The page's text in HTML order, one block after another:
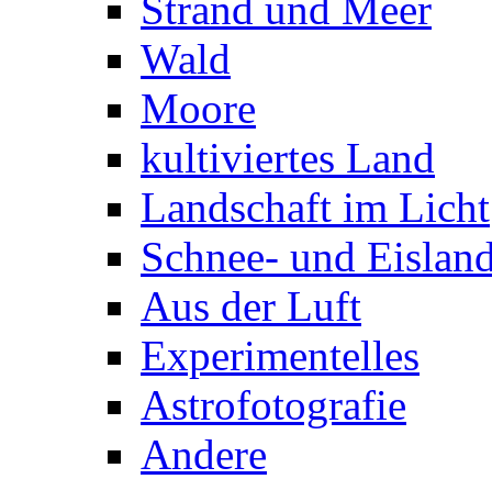
Strand und Meer
Wald
Moore
kultiviertes Land
Landschaft im Licht
Schnee- und
Aus der Luft
Experimentelles
Astrofotografie
Andere